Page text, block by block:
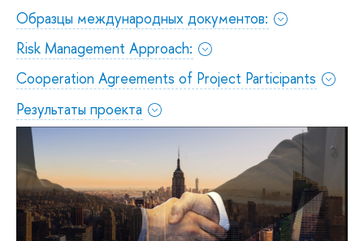
Образцы международных документов:
Risk Management Approach:
Cooperation Agreements of Project Participants
Результаты проекта